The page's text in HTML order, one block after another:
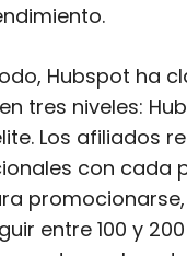
Hubspot ha
tres niveles:
Los afiliados
con cada
entre 100 y